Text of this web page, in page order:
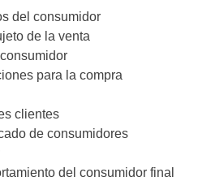
del consumidor
de la venta
para la compra
clientes
de consumidores
del consumidor final